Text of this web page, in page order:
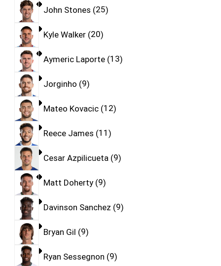
John Stones 25
Kyle Walker 20
Aymeric Laporte 13
Jorginho 9
Mateo Kovacic 12
Reece James 11
Cesar Azpilicueta 9
Matt Doherty 9
Davinson Sanchez 9
Bryan Gil 9
Ryan Sessegnon 9